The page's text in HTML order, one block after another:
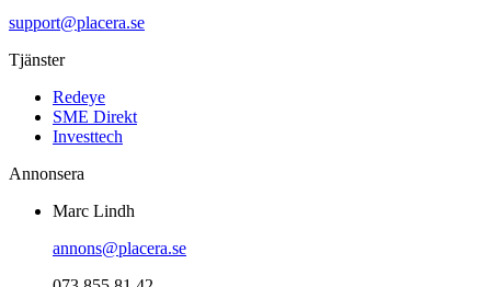
support@placera.se
Tjänster
Redeye
SME Direkt
Investtech
Annonsera
Marc Lindh
annons@placera.se